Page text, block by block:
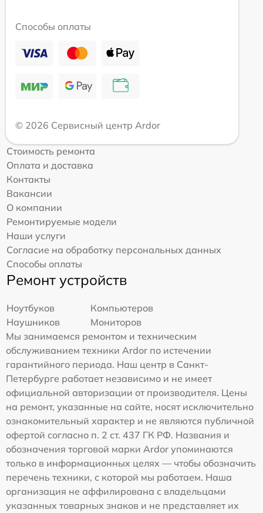
Способы оплаты
© 2026 Сервисный центр Ardor
Стоимость ремонта
Оплата и доставка
Контакты
Вакансии
О компании
Ремонтируемые модели
Наши услуги
Согласие на обработку персональных данных
Способы оплаты
Ремонт устройств
Ноутбуков
Компьютеров
Наушников
Мониторов
Мы занимаемся ремонтом и техническим
обслуживанием техники Ardor по истечении
гарантийного периода. Наш центр в Санкт-
Петербурге работает независимо и не имеет
официальной авторизации от производителя. Цены
на ремонт, указанные на сайте, носят исключительно
ознакомительный характер и не являются публичной
офертой согласно п. 2 ст. 437 ГК РФ. Названия и
обозначения торговой марки Ardor упоминаются
только в информационных целях — чтобы обозначить
перечень техники, с которой мы работаем. Наша
организация не аффилирована с владельцами
указанных товарных знаков и не представляет их